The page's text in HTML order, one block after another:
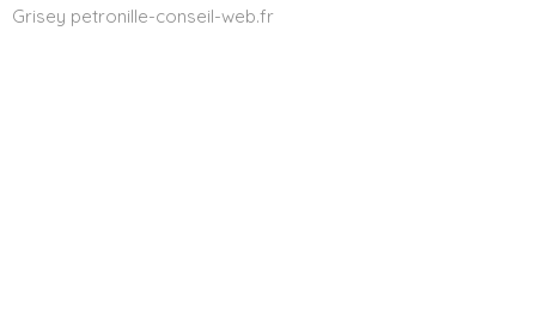
Grisey petronille-conseil-web.fr